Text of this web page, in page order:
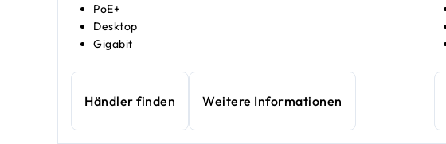
PoE+
Desktop
Gigabit
Händler finden Weitere Informationen